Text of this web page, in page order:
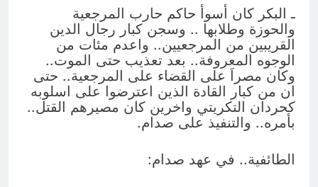
ـ البكر كان أسوأ حاكم حارب المرجعية
والحوزة وطلابها .. وسجن كبار رجال الدين
القريبين من المرجعيين.. واعدم مئات من
الوجوه المعروفة.. بعد تعذيب حتى الموت..
وكان مصراَ على القضاء على المرجعية.. حتى
ان من كبار القادة الذين اعترضوا على اسلوبه
كحردان التكريتي واخرين كان مصيرهم القتل..
بأمره.. والتنفيذ على صدام.
الطائفية.. في عهد صدام: